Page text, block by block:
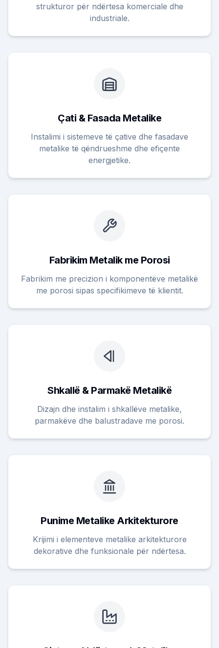
strukturor për ndërtesa komerciale dhe
industriale.
Çati & Fasada Metalike
Instalimi i sistemeve të çative dhe fasadave
metalike të qëndrueshme dhe efiçente
energjetike.
Fabrikim Metalik me Porosi
Fabrikim me precizion i komponentëve metalikë
me porosi sipas specifikimeve të klientit.
Shkallë & Parmakë Metalikë
Dizajn dhe instalim i shkallëve metalike,
parmakëve dhe balustradave me porosi.
Punime Metalike Arkitekturore
Krijimi i elementeve metalike arkitekturore
dekorative dhe funksionale për ndërtesa.